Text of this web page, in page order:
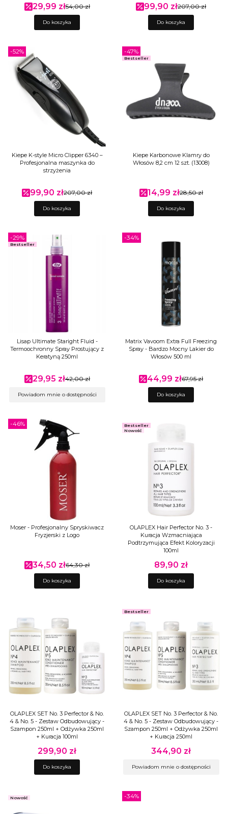
Cena promocyjna
29,99 zł54,00 zł
Do koszyka
Cena promocyjna
99,90 zł207,00 zł
Do koszyka
Kiepe K-style Micro Clipper 6340 –
Profesjonalna maszynka do
strzyżenia
Cena promocyjna
99,90 zł207,00 zł
-52%
Do koszyka
Bestseller
Kiepe Karbonowe Klamry do
Włosów 8,2 cm 12 szt. (13008)
Cena promocyjna
14,99 zł28,50 zł
-47%
Do koszyka
Bestseller
Lisap Ultimate Staright Fluid -
Termoochronny Spray Prostujący z
Keratyną 250ml
Cena promocyjna
29,95 zł42,00 zł
-29%
Powiadom mnie o dostępności
Matrix Vavoom Extra Full Freezing
Spray - Bardzo Mocny Lakier do
Włosów 500 ml
Cena promocyjna
44,99 zł67,95 zł
-34%
Do koszyka
Moser - Profesjonalny Spryskiwacz
Fryzjerski z Logo
Cena promocyjna
34,50 zł64,30 zł
-46%
Do koszyka
Bestseller
Nowość
OLAPLEX Hair Perfector No. 3 -
Kuracja Wzmacniająca
Podtrzymująca Efekt Koloryzacji
100ml
Cena
89,90 zł
Do koszyka
OLAPLEX SET No. 3 Perfector & No.
4 & No. 5 - Zestaw Odbudowujący -
Szampon 250ml + Odżywka 250ml
+ Kuracja 100ml
Cena
299,90 zł
Do koszyka
Bestseller
OLAPLEX SET No. 3 Perfector & No.
4 & No. 5 - Zestaw Odbudowujący -
Szampon 250ml + Odżywka 250ml
+ Kuracja 250ml
Cena
344,90 zł
Powiadom mnie o dostępności
Nowość -34%